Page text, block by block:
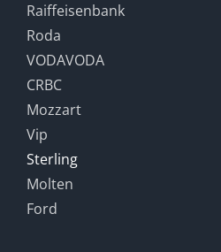
Raiffeisenbank
Roda
VODAVODA
CRBC
Mozzart
Vip
Sterling
Molten
Ford